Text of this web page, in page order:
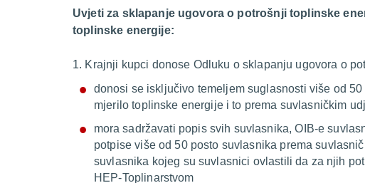
Uvjeti za sklapanje ugovora o potrošnji toplinske
toplinske energije:
1. Krajnji kupci donose Odluku o sklapanju ugovora o
donosi se isključivo temeljem suglasnosti više od
mjerilo toplinske energije i to prema suvlasničkim
mora sadržavati popis svih suvlasnika, OIB-e
potpise više od 50 posto suvlasnika prema
suvlasnika kojeg su suvlasnici ovlastili da za njih
HEP-Toplinarstvom